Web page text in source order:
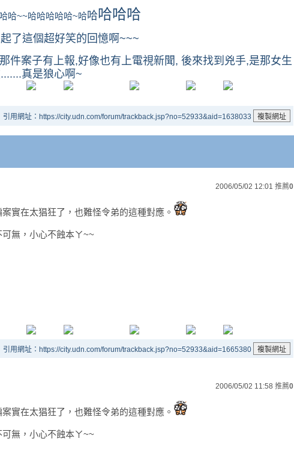
哈~~哈哈哈哈哈~哈哈哈哈哈
了這個超好笑的回憶啊~~~
件案子有上報,好像也有上電視新聞, 後來找到兇手,是那女生
真是狼心啊~
引用網址：https://city.udn.com/forum/trackback.jsp?no=52933&aid=1638033
2006/05/02 12:01 推薦0
實在太猖狂了，也難怪令弟的這種對應。
可無，小心不蝕本ㄚ~~
引用網址：https://city.udn.com/forum/trackback.jsp?no=52933&aid=1665380
2006/05/02 11:58 推薦0
實在太猖狂了，也難怪令弟的這種對應。
可無，小心不蝕本ㄚ~~